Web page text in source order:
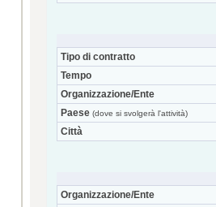
Tipo di contratto
Tempo
Organizzazione/Ente
Paese (dove si svolgerà l'attività)
Città
Organizzazione/Ente